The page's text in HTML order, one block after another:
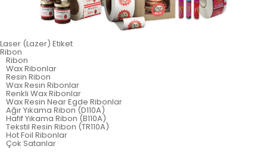
Laser (Lazer) Etiket
Ribon
Ribon
Wax Ribonlar
Resin Ribon
Wax Resin Ribonlar
Renkli Wax Ribonlar
Wax Resin Near Egde Ribonlar
Ağır Yıkama Ribon (D110A)
Hafif Yıkama Ribon (B110A)
Tekstil Resin Ribon (TR110A)
Hot Foil Ribonlar
Çok Satanlar